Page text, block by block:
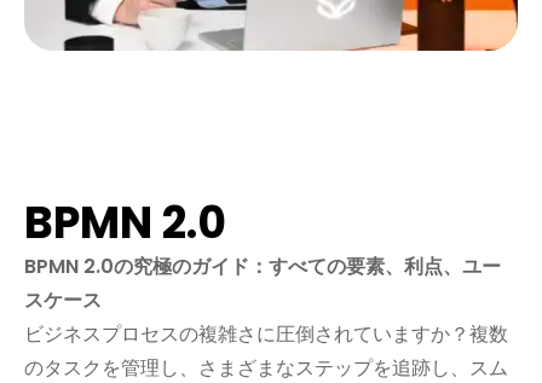
BPMN 2.0
BPMN 2.0の究極のガイド：すべての要素、利点、ユー
スケース
ビジネスプロセスの複雑さに圧倒されていますか？複数
のタスクを管理し、さまざまなステップを追跡し、スム